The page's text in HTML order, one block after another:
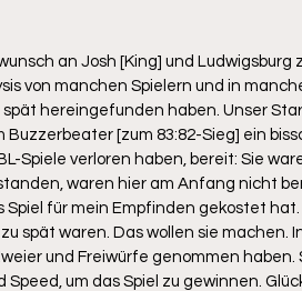
an Josh [King] und
von manchen Spielern und in
spät hereingefunden haben. Unser
[zum 83:82-Sieg] ein
Spiele verloren haben, bereit: Sie
waren hier am Anfang nicht
für mein Empfinden gekostet
spät waren. Das wollen sie machen.
und Freiwürfe genommen haben.
um das Spiel zu gewinnen.